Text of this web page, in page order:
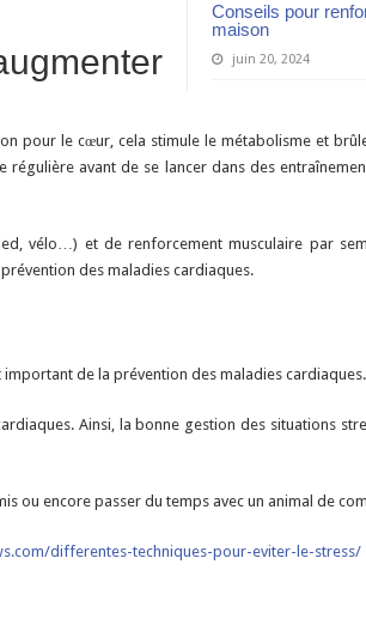
Conseils pour
maison
juin 20, 2024
pour le cœur, cela stimule le métabolisme et
avant de se lancer dans des
vélo…) et de renforcement musculaire par
des maladies cardiaques.
important de la prévention des maladies cardiaques.
Ainsi, la bonne gestion des situations
ou encore passer du temps avec un animal de
differentes-techniques-pour-eviter-le-stress/